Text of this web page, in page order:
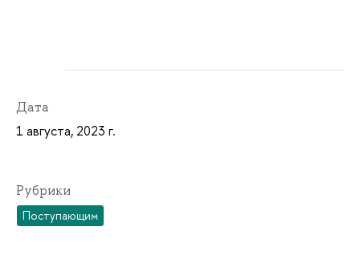
Дата
1 августа, 2023 г.
Рубрики
Поступающим